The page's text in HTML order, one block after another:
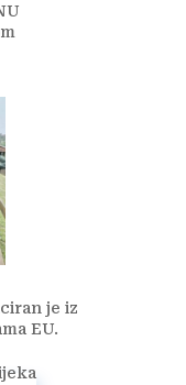
je iz
EU.